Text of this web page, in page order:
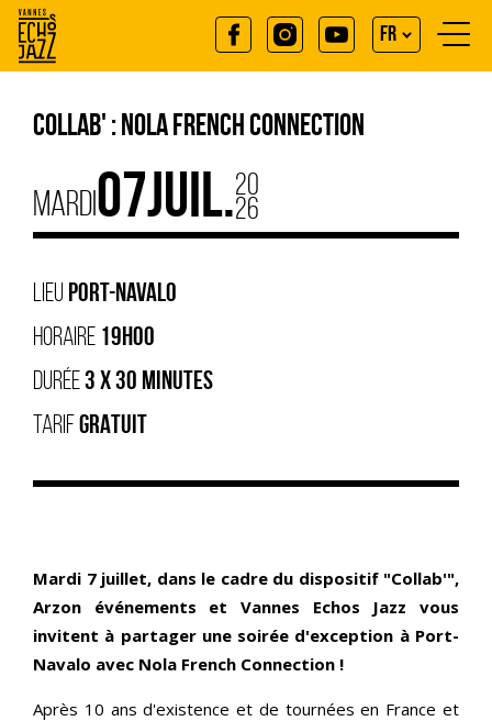
Aller
au
contenu
principal
FR
EN
COLLAB' : NOLA FRENCH CONNECTION
MARDI07JUIL.20
26
LIEU PORT-NAVALO
HORAIRE 19H00
DURÉE3 X 30 MINUTES
TARIFGRATUIT
Mardi 7 juillet, dans le cadre du dispositif "Collab'",
Arzon événements et Vannes Echos Jazz vous
invitent à partager une soirée d'exception à Port-
Navalo avec Nola French Connection !
Après 10 ans d'existence et de tournées en France et